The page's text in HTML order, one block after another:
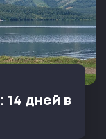
дней в